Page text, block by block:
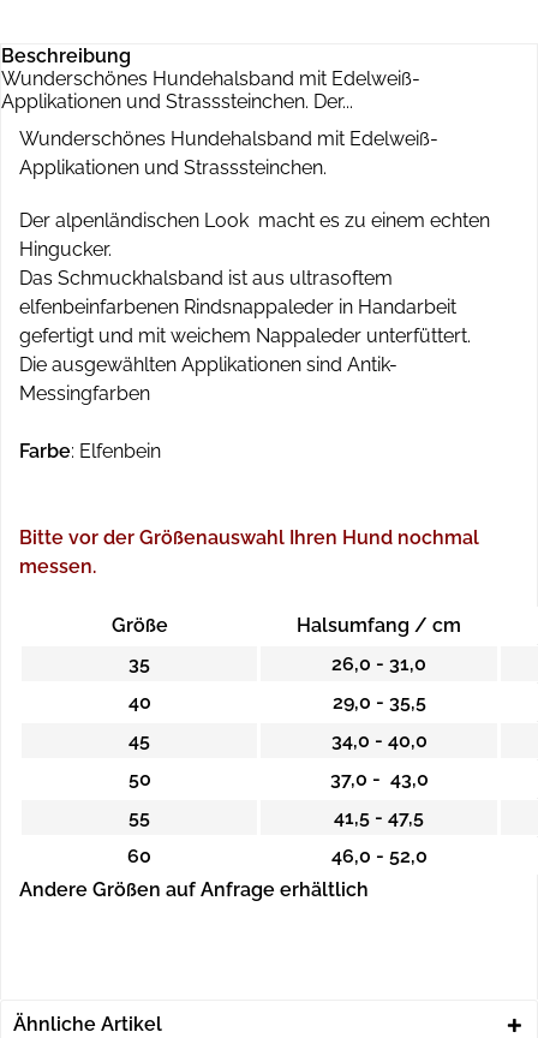
Beschreibung
Wunderschönes Hundehalsband mit Edelweiß-
Applikationen und Strasssteinchen. Der...
Wunderschönes Hundehalsband mit Edelweiß-
Applikationen und Strasssteinchen.
Der alpenländischen Look macht es zu einem echten
Hingucker.
Das Schmuckhalsband ist aus ultrasoftem
elfenbeinfarbenen Rindsnappaleder in Handarbeit
gefertigt und mit weichem Nappaleder unterfüttert.
Die ausgewählten Applikationen sind Antik-
Messingfarben
Farbe: Elfenbein
Bitte vor der Größenauswahl Ihren Hund nochmal
messen.
Größe
Halsumfang / cm
35
26,0 - 31,0
40
29,0 - 35,5
45
34,0 - 40,0
50
37,0 - 43,0
55
41,5 - 47,5
60
46,0 - 52,0
Andere Größen auf Anfrage erhältlich
Ähnliche Artikel